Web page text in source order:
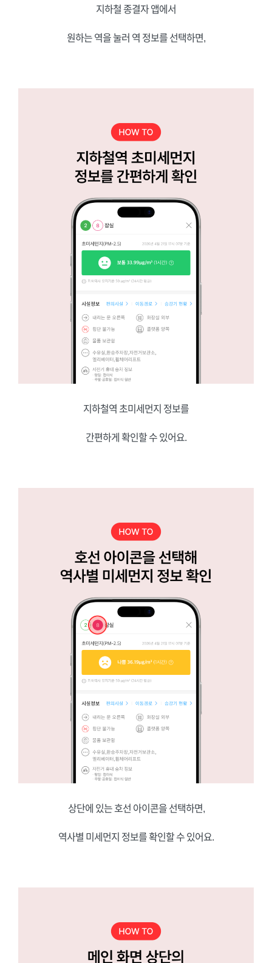
지하철 종결자 앱에서
원하는 역을 눌러 역 정보를 선택하면,
지하철역 초미세먼지 정보를
간편하게 확인할 수 있어요.
상단에 있는 호선 아이콘을 선택하면,
역사별 미세먼지 정보를 확인할 수 있어요.